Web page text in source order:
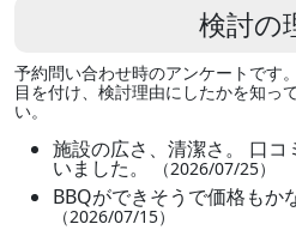
検討の
予約問い合わせ時のアンケートです
目を付け、検討理由にしたかを知っ
い。
施設の広さ、清潔さ。 口
いました。 （2026/07/25）
BBQができそうで価格もか
（2026/07/15）